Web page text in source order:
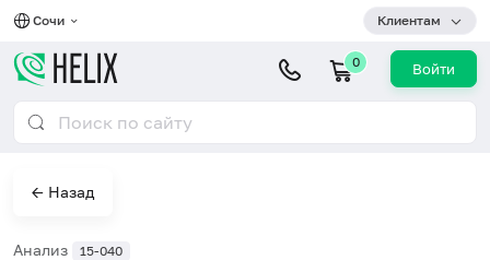
Сочи Клиентам
0 Войти
← Назад
Анализ 15-040